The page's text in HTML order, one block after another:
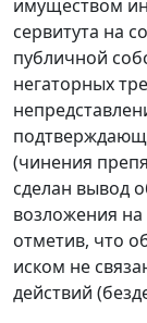
имуществом
сервитута на
публичной
негаторных
(чинения
сделан вывод
возложения на
отметив, что
иском не
действий